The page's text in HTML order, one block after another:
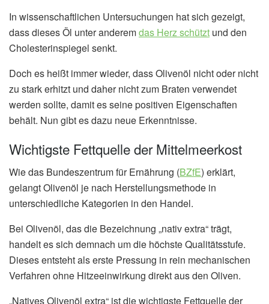
In wissenschaftlichen Untersuchungen hat sich gezeigt,
dass dieses Öl unter anderemdas Herz schützt und den
Cholesterinspiegel senkt.
Doch es heißt immer wieder, dass Olivenöl nicht oder nicht
zu stark erhitzt und daher nicht zum Braten verwendet
werden sollte, damit es seine positiven Eigenschaften
behält. Nun gibt es dazu neue Erkenntnisse.
Wichtigste Fettquelle der Mittelmeerkost
Wie das Bundeszentrum für Ernährung (BZfE) erklärt,
gelangt Olivenöl je nach Herstellungsmethode in
unterschiedliche Kategorien in den Handel.
Bei Olivenöl, das die Bezeichnung „nativ extra“ trägt,
handelt es sich demnach um die höchste Qualitätsstufe.
Dieses entsteht als erste Pressung in rein mechanischen
Verfahren ohne Hitzeeinwirkung direkt aus den Oliven.
„Natives Olivenöl extra“ ist die wichtigste Fettquelle der